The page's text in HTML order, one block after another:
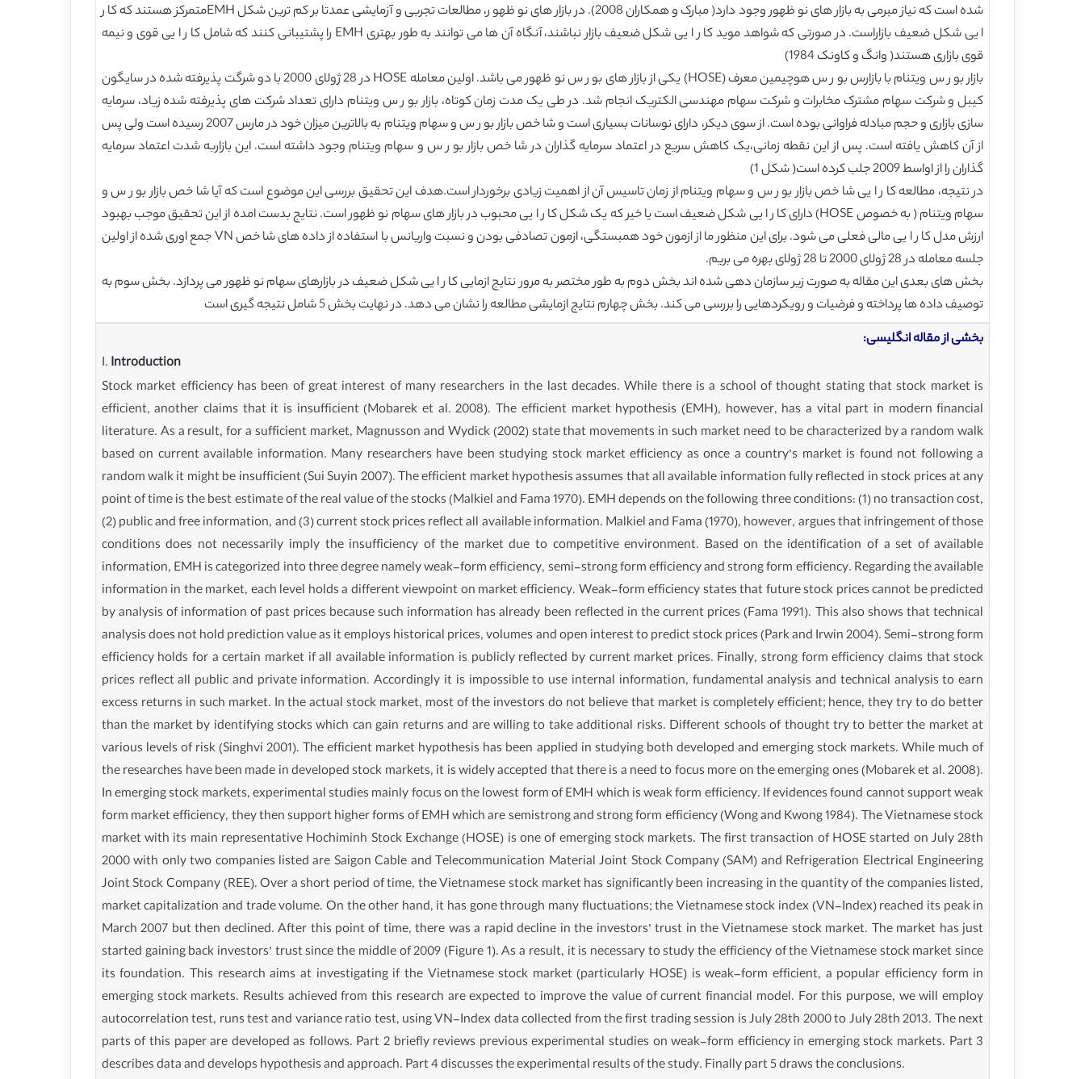
شده است که نیاز مبرمی به بازار های نو ظهور وجود دارد( مبارک و همکاران 2008). در بازار های نو ظهو ر، مطالعات تجربی و آزمایشی عمدتا بر کم ترین شکل EMHمتمرکز هستند که کا ر
ا یی شکل ضعیف بازاراست. در صورتی که شواهد موید کا ر ا یی شکل ضعیف بازار نباشند، آنگاه آن ها می توانند به طور بهتری EMH را پشتیبانی کنند که شامل کا ر ا یی قوی و نیمه
قوی بازاری هستند( وانگ و کاونک 1984)
بازار بو ر س ویتنام با بازارس بو ر س هوچیمین معرف (HOSE) یکی از بازار های بو ر س نو ظهور می باشد. اولین معامله HOSE در 28 ژولای 2000 با دو شرگت پذیرفته شده در سایگون
کیبل و شرکت سهام مشترک مخابرات و شرکت سهام مهندسی الکتریک انجام شد. در طی یک مدت زمان کوتاه، بازار بو ر س ویتنام دارای تعداد شرکت های پذیرفته شده زیاد، سرمایه
سازی بازاری و حجم مبادله فراوانی بوده است. از سوی دیکر، دارای نوسانات بسیاری است و شا خص بازار بو ر س و سهام ویتنام به بالاترین میزان خود در مارس 2007 رسیده است ولی پس
از آن کاهش یافته است. پس از این نقطه زمانی،یک کاهش سریع در اعتماد سرمایه گذاران در شا خص بازار بو ر س و سهام ویتنام وجود داشته است. این بازاربه شدت اعتماد سرمایه
گذاران را از اواسط 2009 جلب کرده است( شکل 1)
در نتیجه، مطالعه کا ر ا یی شا خص بازار بو ر س و سهام ویتنام از زمان تاسیس آن از اهمیت زیادی برخوردار است.هدف این تحقیق بررسی این موضوع است که آیا شا خص بازار بو ر س و
سهام ویتنام ( به خصوص HOSE) دارای کا ر ا یی شکل ضعیف است یا خیر که یک شکل کا ر ا یی محبوب در بازار های سهام نو ظهور است. نتایج بدست امده از این تحقیق موجب بهبود
ارزش مدل کا ر ا یی مالی فعلی می شود. برای این منظور ما از ازمون خود همبستگی، ازمون تصادفی بودن و نسبت واریانس با استفاده از داده های شا خص VN جمع اوری شده از اولین
جلسه معامله در 28 ژولای 2000 تا 28 ژولای بهره می بریم.
بخش های بعدی این مقاله به صورت زیر سازمان دهی شده اند بخش دوم به طور مختصر به مرور نتایج ازمایی کا ر ا یی شکل ضعیف در بازارهای سهام نو ظهور می پردازد. بخش سوم به
توصیف داده ها پرداخته و فرضیات و رویکردهایی را بررسی می کند. بخش چهارم نتایج ازمایشی مطالعه را نشان می دهد. در نهایت بخش 5 شامل نتیجه گیری است
بخشی از مقاله انگلیسی:
I. Introduction
Stock market efficiency has been of great interest of many researchers in the last decades. While there is a school of thought stating that stock market is
efficient, another claims that it is insufficient (Mobarek et al. 2008). The efficient market hypothesis (EMH), however, has a vital part in modern financial
literature. As a result, for a sufficient market, Magnusson and Wydick (2002) state that movements in such market need to be characterized by a random walk
based on current available information. Many researchers have been studying stock market efficiency as once a country’s market is found not following a
random walk it might be insufficient (Sui Suyin 2007). The efficient market hypothesis assumes that all available information fully reflected in stock prices at any
point of time is the best estimate of the real value of the stocks (Malkiel and Fama 1970). EMH depends on the following three conditions: (1) no transaction cost,
(2) public and free information, and (3) current stock prices reflect all available information. Malkiel and Fama (1970), however, argues that infringement of those
conditions does not necessarily imply the insufficiency of the market due to competitive environment. Based on the identification of a set of available
information, EMH is categorized into three degree namely weak-form efficiency, semi-strong form efficiency and strong form efficiency. Regarding the available
information in the market, each level holds a different viewpoint on market efficiency. Weak-form efficiency states that future stock prices cannot be predicted
by analysis of information of past prices because such information has already been reflected in the current prices (Fama 1991). This also shows that technical
analysis does not hold prediction value as it employs historical prices, volumes and open interest to predict stock prices (Park and Irwin 2004). Semi-strong form
efficiency holds for a certain market if all available information is publicly reflected by current market prices. Finally, strong form efficiency claims that stock
prices reflect all public and private information. Accordingly it is impossible to use internal information, fundamental analysis and technical analysis to earn
excess returns in such market. In the actual stock market, most of the investors do not believe that market is completely efficient; hence, they try to do better
than the market by identifying stocks which can gain returns and are willing to take additional risks. Different schools of thought try to better the market at
various levels of risk (Singhvi 2001). The efficient market hypothesis has been applied in studying both developed and emerging stock markets. While much of
the researches have been made in developed stock markets, it is widely accepted that there is a need to focus more on the emerging ones (Mobarek et al. 2008).
In emerging stock markets, experimental studies mainly focus on the lowest form of EMH which is weak form efficiency. If evidences found cannot support weak
form market efficiency, they then support higher forms of EMH which are semistrong and strong form efficiency (Wong and Kwong 1984). The Vietnamese stock
market with its main representative Hochiminh Stock Exchange (HOSE) is one of emerging stock markets. The first transaction of HOSE started on July 28th
2000 with only two companies listed are Saigon Cable and Telecommunication Material Joint Stock Company (SAM) and Refrigeration Electrical Engineering
Joint Stock Company (REE). Over a short period of time, the Vietnamese stock market has significantly been increasing in the quantity of the companies listed,
market capitalization and trade volume. On the other hand, it has gone through many fluctuations; the Vietnamese stock index (VN-Index) reached its peak in
March 2007 but then declined. After this point of time, there was a rapid decline in the investors’ trust in the Vietnamese stock market. The market has just
started gaining back investors’ trust since the middle of 2009 (Figure 1). As a result, it is necessary to study the efficiency of the Vietnamese stock market since
its foundation. This research aims at investigating if the Vietnamese stock market (particularly HOSE) is weak-form efficient, a popular efficiency form in
emerging stock markets. Results achieved from this research are expected to improve the value of current financial model. For this purpose, we will employ
autocorrelation test, runs test and variance ratio test, using VN-Index data collected from the first trading session is July 28th 2000 to July 28th 2013. The next
parts of this paper are developed as follows. Part 2 briefly reviews previous experimental studies on weak-form efficiency in emerging stock markets. Part 3
describes data and develops hypothesis and approach. Part 4 discusses the experimental results of the study. Finally part 5 draws the conclusions.